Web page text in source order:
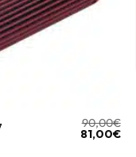
90,00€
81,00€